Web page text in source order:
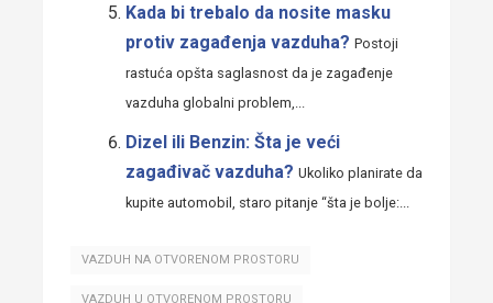
Kada bi trebalo da nosite masku
protiv zagađenja vazduha? Postoji
rastuća opšta saglasnost da je zagađenje
vazduha globalni problem,...
Dizel ili Benzin: Šta je veći
zagađivač vazduha? Ukoliko planirate da
kupite automobil, staro pitanje “šta je bolje:...
VAZDUH NA OTVORENOM PROSTORU
VAZDUH U OTVORENOM PROSTORU